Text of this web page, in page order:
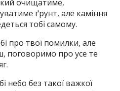
очищатиме,
ґрунт, але каміння
тобі самому.
про твої помилки, але
поговоримо про усе те
небо без такої важкої